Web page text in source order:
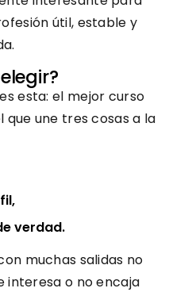
útil, estable y
esta: el mejor curso
que une tres cosas a la
verdad.
muchas salidas no
interesa o no encaja